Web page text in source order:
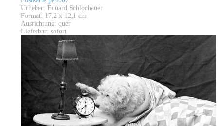
Urheber: Eduard Schlochauer
Format: 17,2 x 12,1 cm
Ausrichtung: quer
Lieferbar: sofort